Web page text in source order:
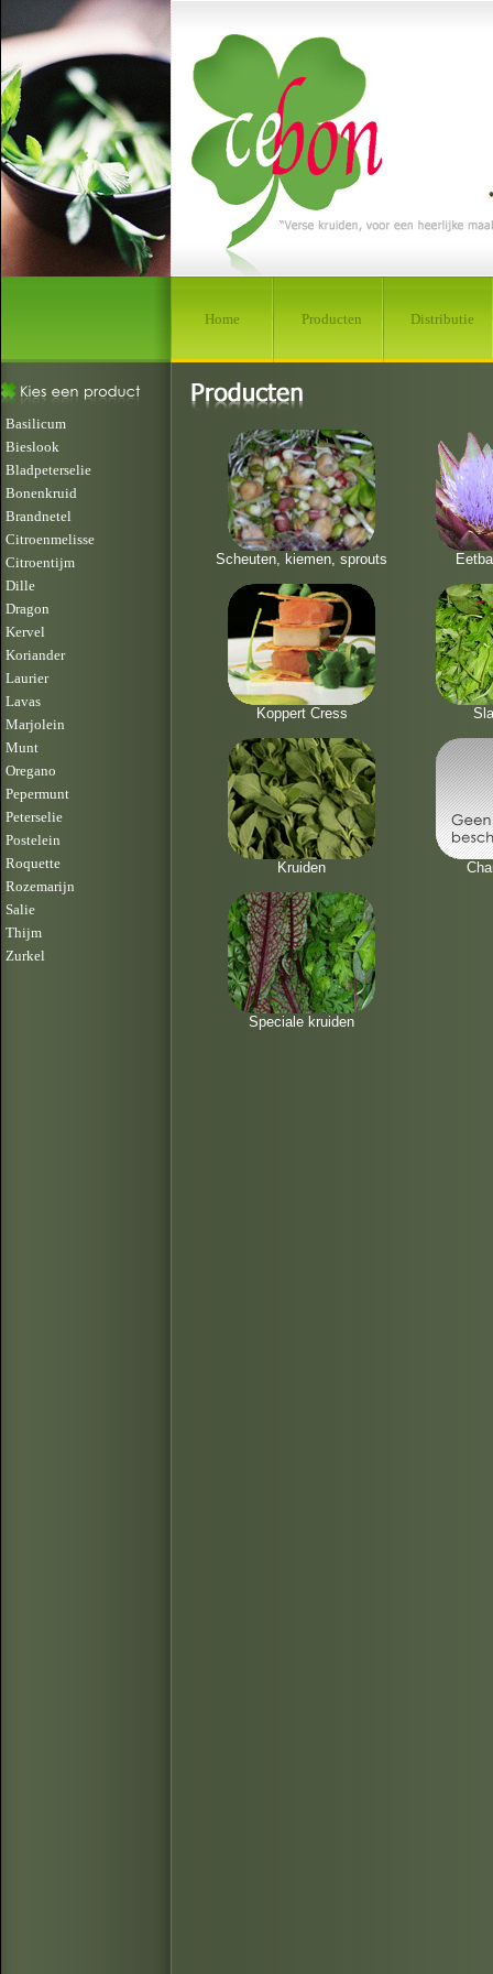
Home Producten Distributie
Basilicum
Bieslook
Bladpeterselie
Bonenkruid
Brandnetel
Citroenmelisse
Citroentijm
Dille
Dragon
Kervel
Koriander
Laurier
Lavas
Marjolein
Munt
Oregano
Pepermunt
Peterselie
Postelein
Roquette
Rozemarijn
Salie
Thijm
Zurkel
Scheuten, kiemen, sprouts
Koppert Cress
Kruiden
Speciale kruiden